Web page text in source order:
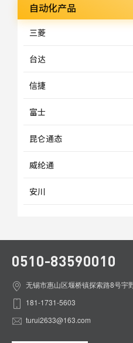
自动化产品
三菱
台达
信捷
富士
昆仑通态
威纶通
安川
0510-83590010
无锡市惠山区堰桥镇探索路8号宇
181-1731-5603
turui2633@163.com